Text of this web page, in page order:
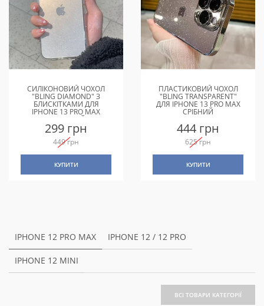
СИЛІКОНОВИЙ ЧОХОЛ
"BLING DIAMOND" З
БЛИСКІТКАМИ ДЛЯ
IPHONE 13 PRO MAX
ПРОЗОРИЙ
299 грн
449 грн
КУПИТИ
ПЛАСТИКОВИЙ ЧОХОЛ
"BLING TRANSPARENT"
ДЛЯ IPHONE 13 PRO MAX
СРІБНИЙ
444 грн
625 грн
КУПИТИ
IPHONE 12 PRO MAX IPHONE 12 / 12 PRO
IPHONE 12 MINI
ВСІ ТОВАРИ КАТЕГОРІЇ